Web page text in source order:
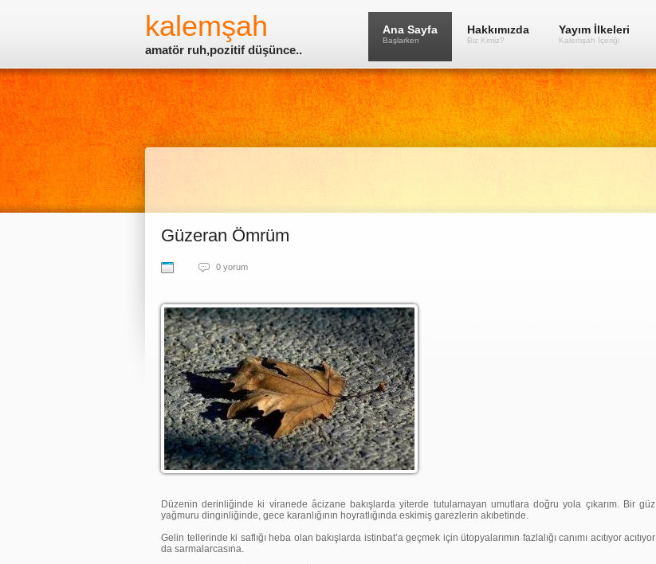
kalemşah
amatör ruh,pozitif düşünce..
Ana Sayfa
Başlarken
Hakkımızda
Biz Kimiz?
Yayım İlkeleri
Kalemşah İçeriği
Güzeran Ömrüm
0 yorum
Düzenin derinliğinde ki viranede âcizane bakışlarda yiterde tutulamayan umutlara doğru yola çıkarım. Bir güz
yağmuru dinginliğinde, gece karanlığının hoyratlığında eskimiş garezlerin akıbetinde.
Gelin tellerinde ki saflığı heba olan bakışlarda istinbat’a geçmek için ütopyalarımın fazlalığı canımı acıtıyor acıtıyor
da sarmalarcasına.